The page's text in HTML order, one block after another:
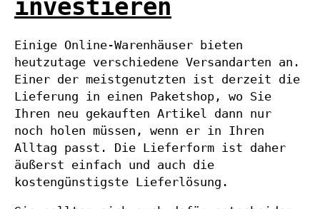
investieren
Einige Online-Warenhäuser bieten
heutzutage verschiedene Versandarten an.
Einer der meistgenutzten ist derzeit die
Lieferung in einen Paketshop, wo Sie
Ihren neu gekauften Artikel dann nur
noch holen müssen, wenn er in Ihren
Alltag passt. Die Lieferform ist daher
äußerst einfach und auch die
kostengünstigste Lieferlösung.